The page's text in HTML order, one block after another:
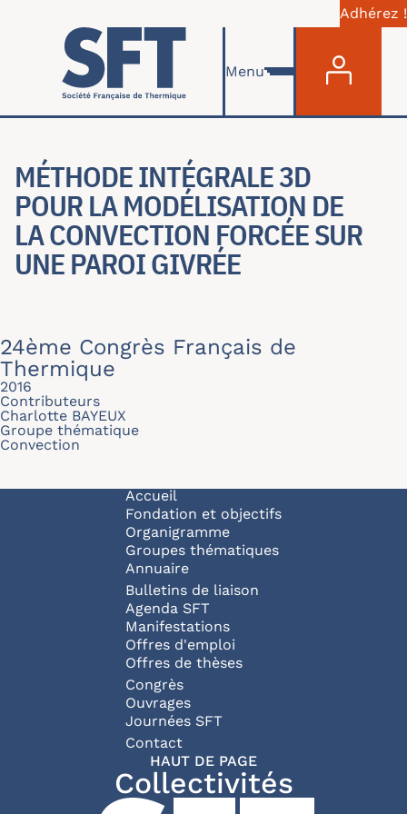
Aller au contenu principal
Adhérez !
Menu
MÉTHODE INTÉGRALE 3D
POUR LA MODÉLISATION DE
LA CONVECTION FORCÉE SUR
UNE PAROI GIVRÉE
24ème Congrès Français de
Thermique
2016
Contributeurs
Charlotte BAYEUX
Groupe thématique
Convection
Navigation principale
Accueil
Fondation et objectifs
Organigramme
Groupes thématiques
Annuaire
Bulletins de liaison
Agenda SFT
Manifestations
Offres d'emploi
Offres de thèses
Congrès
Ouvrages
Journées SFT
Pied de page
Contact
HAUT DE PAGE
Collectivités